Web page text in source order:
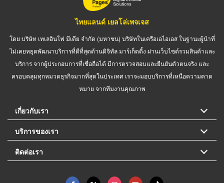
ไทยแลนด์ เยลโล่เพจเจส
โดย บริษัท เทเลอินโฟ มีเดีย จำกัด (มหาชน) บริษัทในเครือเอไอเอส ในฐานะผู้นำที่
ไม่เคยหยุดพัฒนาบริการที่ดีที่สุดด้านดิจิทัล มาร์เก็ตติ้ง ผ่านเว็บไซต์รวมสินค้าและ
บริการ จากผู้ประกอบการที่เชื่อถือได้ มีการตรวจสอบและยืนยันตัวตนจริง และ
ครอบคลุมทุกหมวดธุรกิจมากที่สุดในประเทศ เราจะมอบบริการที่เหนือความคาด
หมาย จากทีมงานคุณภาพ
เกี่ยวกับเรา
บริการของเรา
ติดต่อเรา